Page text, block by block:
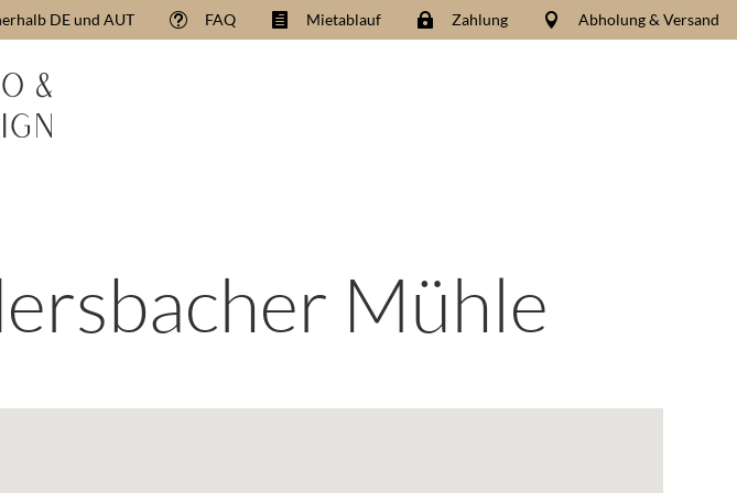
DE und AUT t FAQ  Mietablauf  Zahlung  Abholung & Versand
Mühle